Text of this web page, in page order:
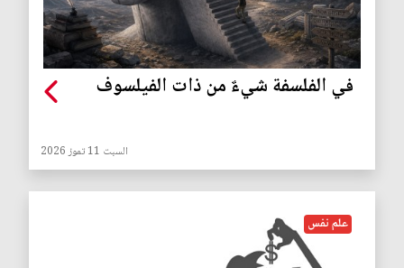
في الفلسفة شيءٌ من ذات الفيلسوف
السبت 11 تموز 2026
علم نفس